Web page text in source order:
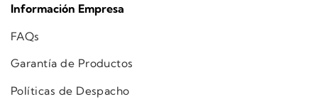
Información Empresa
FAQs
Garantía de Productos
Políticas de Despacho